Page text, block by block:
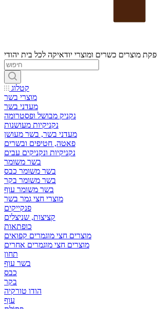
מוצרים כשרים ומוצרי יודאיקה לכל בית יהודי
קטלוג
מוצרי בשר
מעדני בשר
נקניק מבושל ופסטרומה
נקניקיות מעושנות
מעדני בשר, בשר מעושן
פאטה, חטיפים ובשרים
נקניקיות ונקניקים עבים
בשר משומר
בשר משומר כבס
בשר משומר בקר
בשר משומר עוף
מוצרי חצי גמר בשר
פנקייקים
קציצות, שניצלים
כופתאות
מוצרים חצי מוגמרים קפואים
מוצרים חצי מוגמרים אחרים
תחון
בשר עוף
כבס
בקר
הודו טורקיה
עוף